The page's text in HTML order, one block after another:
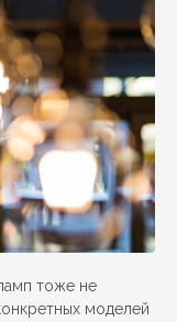
тоже не
моделей